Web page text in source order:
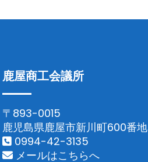
鹿屋商工会議所
〒893-0015
鹿児島県鹿屋市新川町600番地
0994-42-3135
メールはこちらへ